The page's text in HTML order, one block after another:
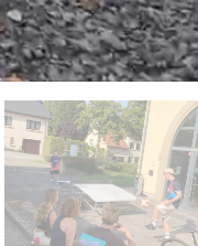
d'images